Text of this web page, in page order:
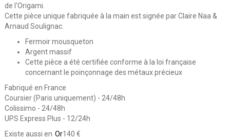
de l'Origami.
Cette pièce unique fabriquée à la main est signée par Claire Naa &
Arnaud Soulignac.
Fermoir mousqueton
Argent massif
Cette pièce a été certifiée conforme à la loi française
concernant le poinçonnage des métaux précieux
Fabriqué en France
Coursier (Paris uniquement) - 24/48h
Colissimo - 24/48h
UPS Express Plus - 12/24h
Existe aussi en Or140 €